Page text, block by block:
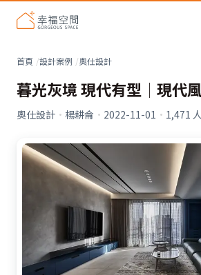
首頁 設計案例 奧仕設計
暮光灰境 現代有型│現代
奧仕設計 · 楊耕侖 · 2022-11-01 · 1,471